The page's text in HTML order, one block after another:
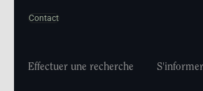
Contact
Effectuer une recherche S'informer